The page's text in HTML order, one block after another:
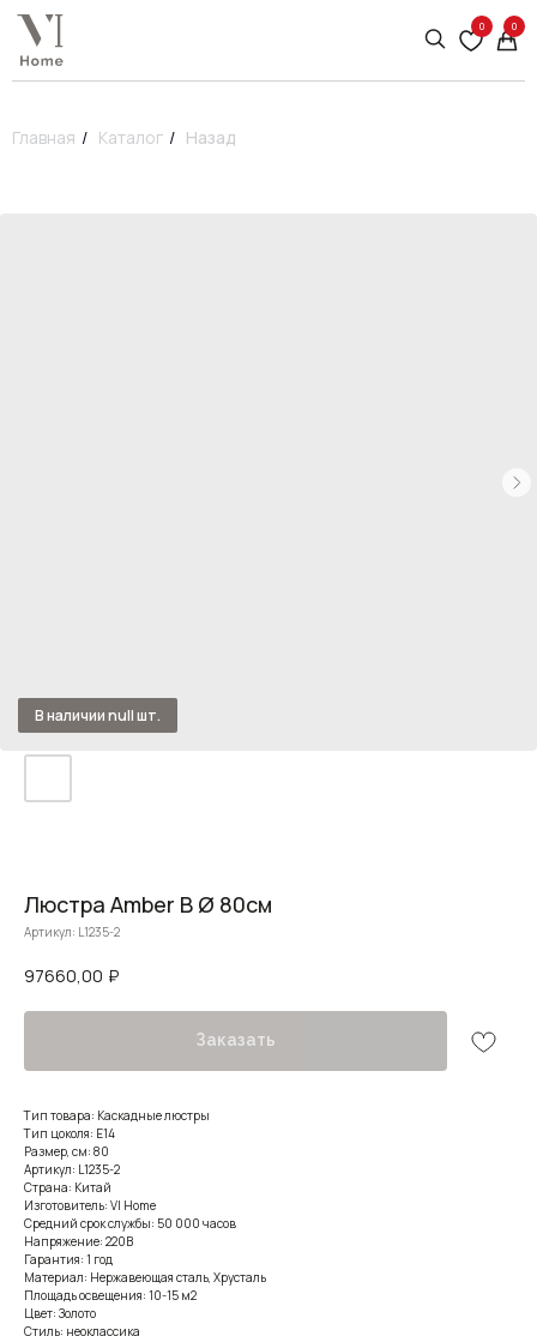
0 0
Главная / Каталог / Назад
Люстра Amber B Ø 80см
Артикул: L1235-2
97660,00 ₽
Заказать
Тип товара: Каскадные люстры
Тип цоколя: E14
Размер, см: 80
Артикул: L1235-2
Страна: Китай
Изготовитель: VI Home
Средний срок службы: 50 000 часов
Напряжение: 220В
Гарантия: 1 год
Материал: Нержавеющая сталь, Хрусталь
Площадь освещения: 10-15 м2
Цвет: Золото
Стиль: неоклассика